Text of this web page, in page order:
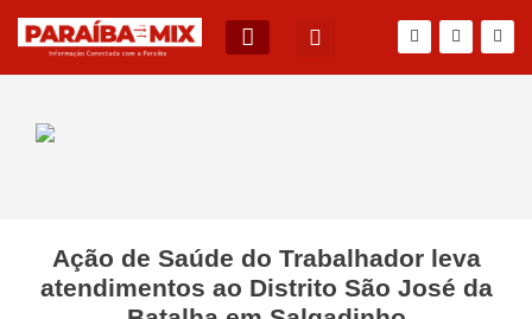
Ação de Saúde do Trabalhador leva
atendimentos ao Distrito São José da